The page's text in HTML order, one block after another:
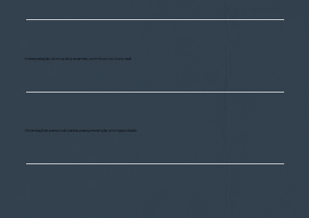
Interpretação clínica dos exames, com foco no risco real
Orientações personalizadas para prevenção e longevidade